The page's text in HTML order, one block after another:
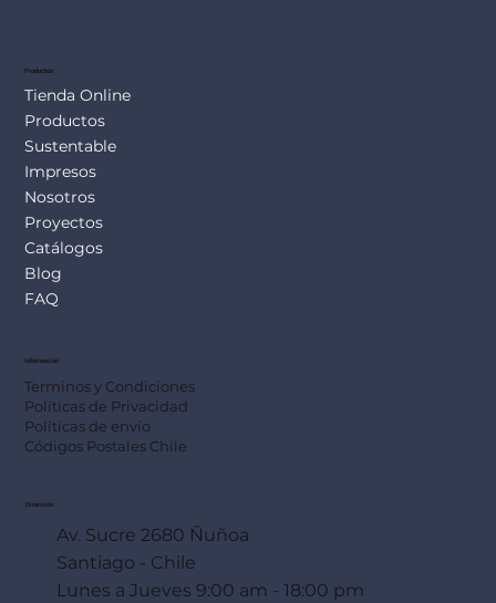
Productos
Tienda Online
Productos
Sustentable
Impresos
Nosotros
Proyectos
Catálogos
Blog
FAQ
Información
Terminos y Condiciones
Políticas de Privacidad
Políticas de envío
Códigos Postales Chile
Dirección
Av. Sucre 2680 Ñuñoa
Santiago - Chile
Lunes a Jueves 9:00 am - 18:00 pm